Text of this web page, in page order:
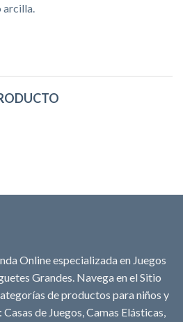
arcilla.
Online especializada en Juegos
Grandes. Navega en el Sitio
de productos para niños y
de Juegos, Camas Elásticas,